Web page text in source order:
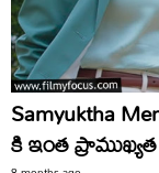
Samyuktha
కి ఇంత